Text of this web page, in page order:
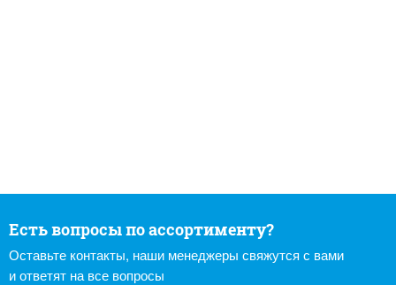
Есть вопросы по ассортименту?
Оставьте контакты, наши менеджеры свяжутся с вами
и ответят на все вопросы